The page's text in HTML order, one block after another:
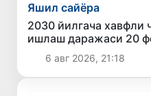
Яшил сайёра
2030 йилгача хавфли
ишлаш даражаси 20
6 авг 2026, 21:18